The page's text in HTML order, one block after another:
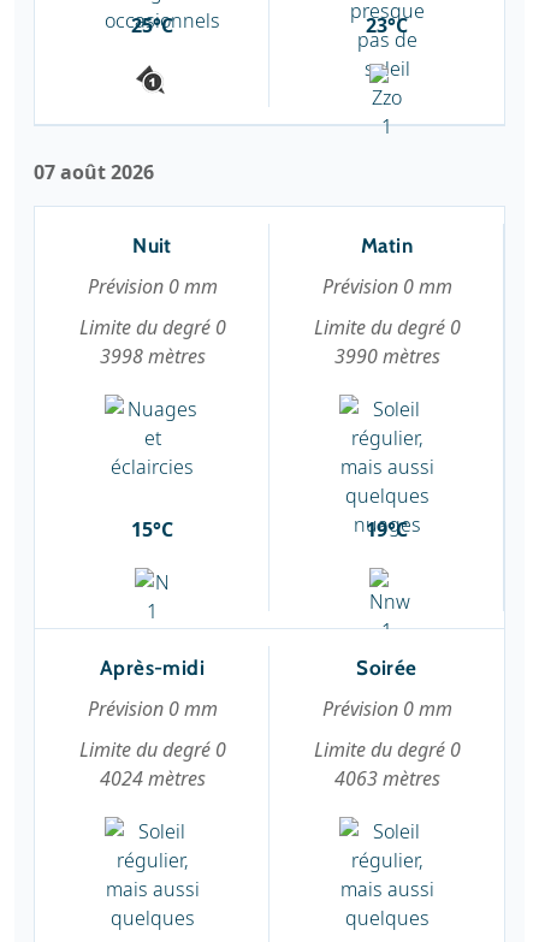
25°C 23°C
07 août 2026
Nuit
Prévision 0 mm
Limite du degré 0
3998 mètres
15°C
Matin
Prévision 0 mm
Limite du degré 0
3990 mètres
19°C
Après-midi
Prévision 0 mm
Limite du degré 0
4024 mètres
Soirée
Prévision 0 mm
Limite du degré 0
4063 mètres